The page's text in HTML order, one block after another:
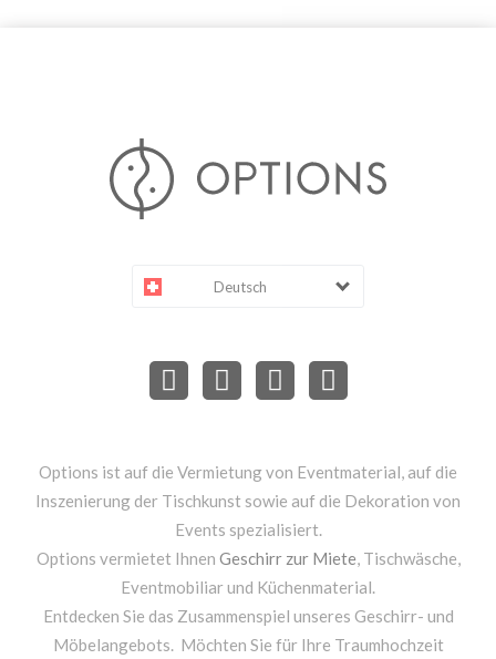
Deutsch
Options ist auf die Vermietung von Eventmaterial, auf die
Inszenierung der Tischkunst sowie auf die Dekoration von
Events spezialisiert.
Options vermietet Ihnen Geschirr zur Miete , Tischwäsche,
Eventmobiliar und Küchenmaterial.
Entdecken Sie das Zusammenspiel unseres Geschirr- und
Möbelangebots. Möchten Sie für Ihre Traumhochzeit